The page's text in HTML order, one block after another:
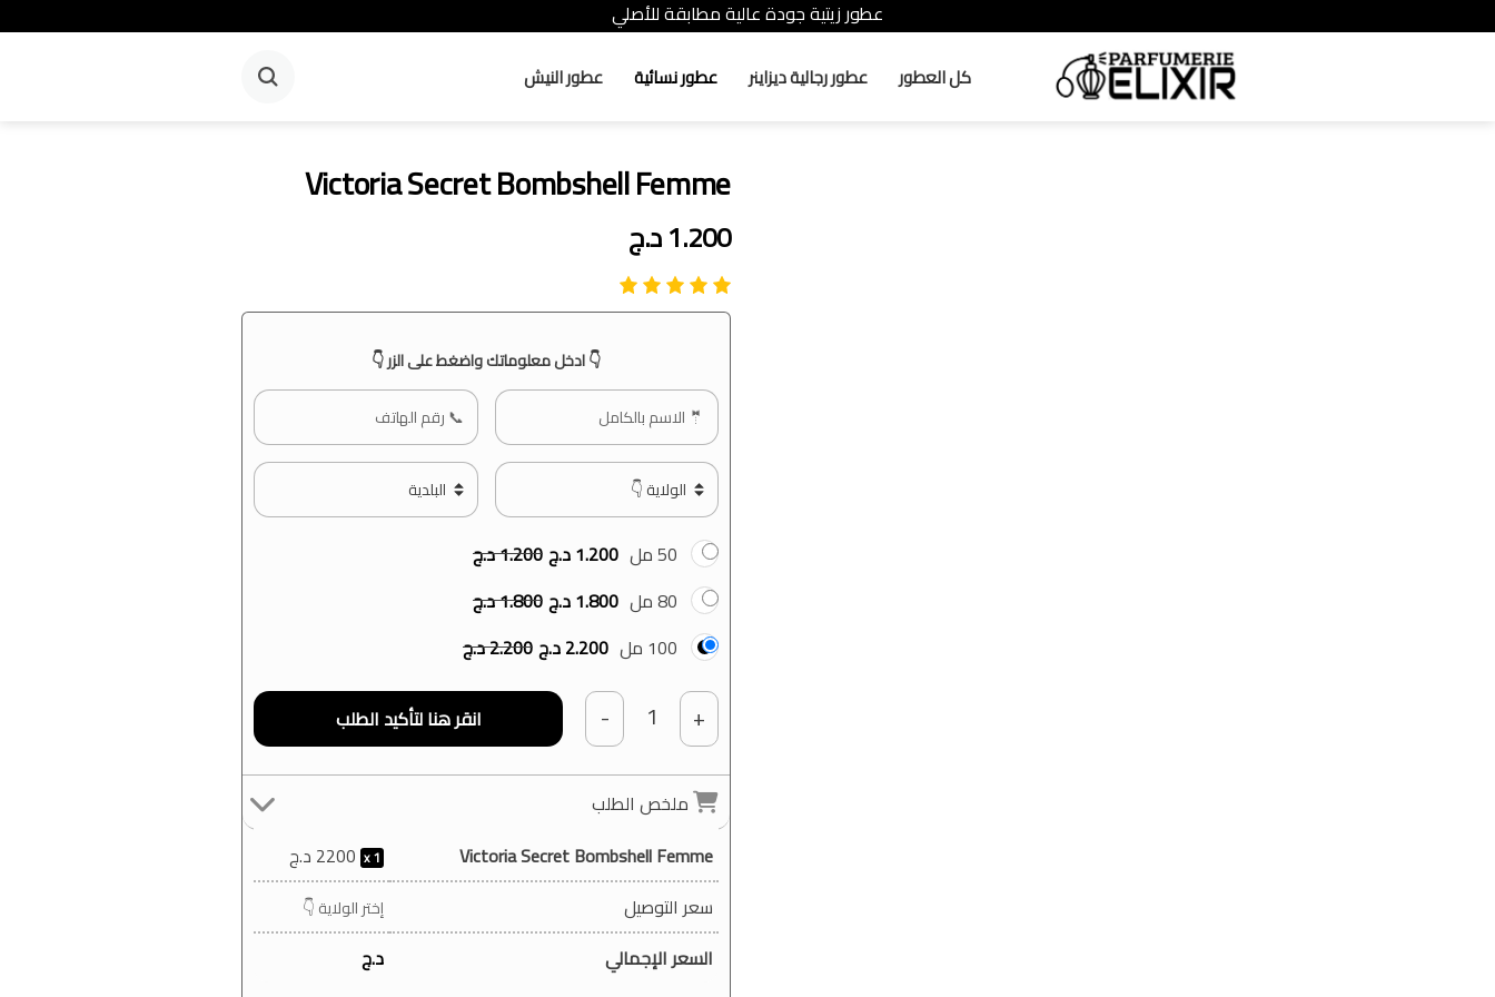
عطور زيتية جودة عالية مطابقة للأصلي
كل العطور عطور رجالية ديزاينر عطور نسائية عطور النيش
Victoria Secret Bombshell Femme
1.200د.ج
👇 ادخل معلوماتك واضغط على الزر 👇
50 مل 1.200د.ج1.200د.ج
80 مل
1.800د.ج1.800د.ج
100 مل
2.200د.ج2.200د.ج
+
1
-
ملخص الطلب
Victoria Secret Bombshell Femme
1
2200 د.ج
سعر التوصيل
إختر الولاية 👇
السعر الإجمالي د.ج